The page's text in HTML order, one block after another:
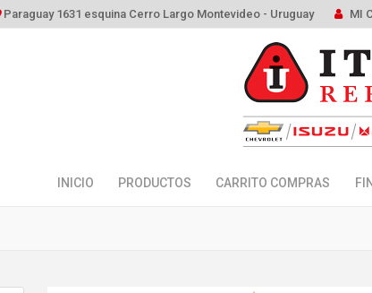
Paraguay 1631 esquina Cerro Largo Montevideo - Uruguay MI
INICIO PRODUCTOS CARRITO COMPRAS